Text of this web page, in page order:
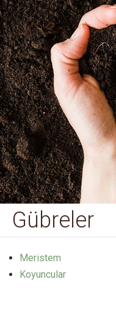
Gübreler
Meristem
Koyuncular